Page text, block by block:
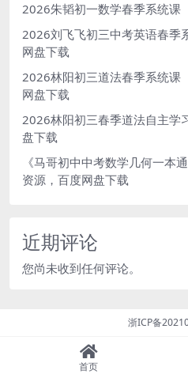
2026朱韬初一数学春季系统课
2026刘飞飞初三中考英语春季
网盘下载
2026林阳初三道法春季系统课
网盘下载
2026林阳初三春季道法自主学
盘下载
《马哥初中中考数学几何一本
资源，百度网盘下载
近期评论
您尚未收到任何评论。
浙ICP备
首页